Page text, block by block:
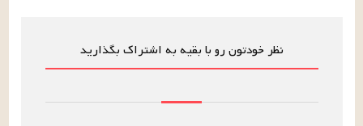
نظر خودتون رو با بقیه به اشتراک بگذارید